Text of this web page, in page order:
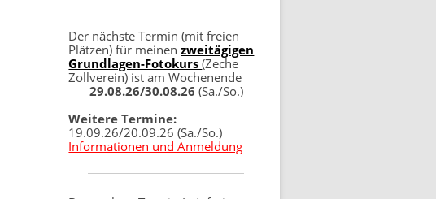
Der nächste Termin (mit freien
Plätzen) für meinenzweitägigen
Grundlagen-Fotokurs(Zeche
Zollverein) ist am Wochenende
29.08.26/30.08.26 (Sa./So.)
Weitere Termine:
19.09.26/20.09.26 (Sa./So.)
Informationen und Anmeldung